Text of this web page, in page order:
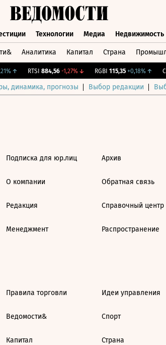
Технологии Медиа Недвижимость
Аналитика Капитал Страна
↑ RTSI 884,56 -1,27%↓ RGBI 115,35 +0,18%↑
динамика, прогнозы Выбор редакции
Подписка для юр.лиц
О компании
Редакция
Менеджмент
Архив
Обратная связь
Справочный центр
Распространение
Правила торговли
Ведомости&
Капитал
Идеи управления
Спорт
Страна